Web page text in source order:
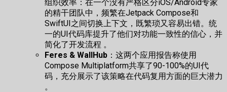
组织效率：在一个没有严格区分iOS/Android专家
的精干团队中，频繁在Jetpack Compose和
SwiftUI之间切换上下文，既繁琐又容易出错。统
一的UI代码库提升了他们对功能一致性的信心，并
简化了开发流程 。
Feres & WallHub ：这两个应用报告称使用
Compose Multiplatform共享了90-100%的UI代
码，充分展示了该策略在代码复用方面的巨大潜力
。